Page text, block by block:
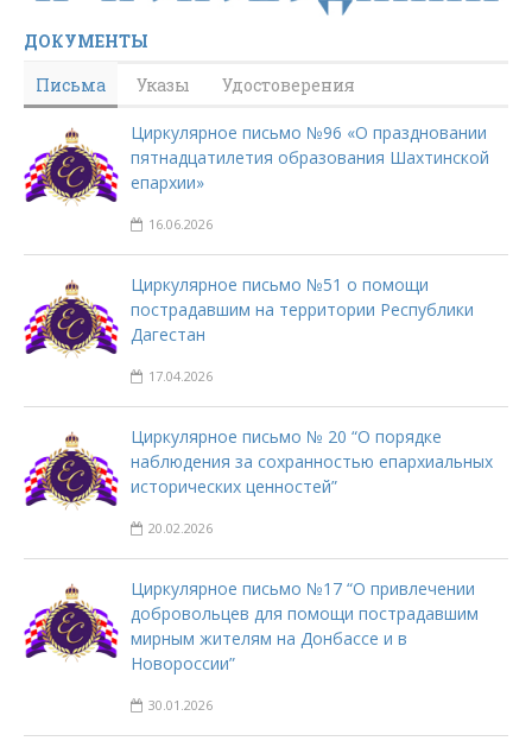
ДОКУМЕНТЫ
Письма
Указы Удостоверения
Циркулярное письмо №96 «О праздновании
пятнадцатилетия образования Шахтинской
епархии»
16.06.2026
Циркулярное письмо №51 о помощи
пострадавшим на территории Республики
Дагестан
17.04.2026
Циркулярное письмо № 20 “О порядке
наблюдения за сохранностью епархиальных
исторических ценностей”
20.02.2026
Циркулярное письмо №17 “О привлечении
добровольцев для помощи пострадавшим
мирным жителям на Донбассе и в
Новороссии”
30.01.2026